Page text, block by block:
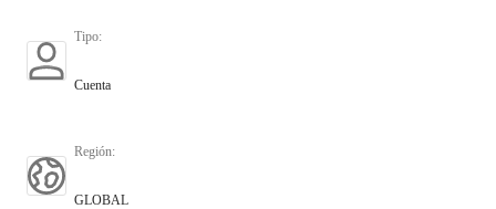
Tipo:
Cuenta
Región:
GLOBAL